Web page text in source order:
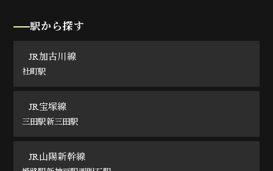
駅から探す
JR加古川線
社町駅
JR宝塚線
三田駅新三田駅
JR山陽新幹線